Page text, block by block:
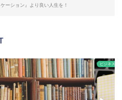
ーション』より良い人生を！
ビジネス本